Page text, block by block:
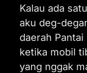
Kalau ada
aku deg-
daerah
ketika mobil
yang nggak